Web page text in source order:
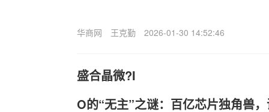
华商网 王克勤 2026-01-30 14:52:46
盛合晶微?I
O的“无主”之谜：百亿芯片独角兽